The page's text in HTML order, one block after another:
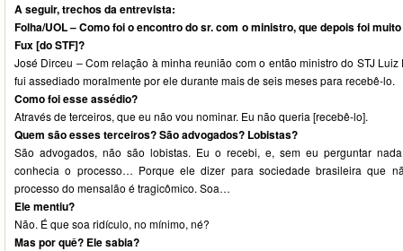
A seguir, trechos da entrevista:
Folha/UOL – Como foi o encontro do sr. com o ministro, que depois foi
Fux [do STF]?
José Dirceu – Com relação à minha reunião com o então ministro do STJ
fui assediado moralmente por ele durante mais de seis meses para recebê-lo.
Como foi esse assédio?
Através de terceiros, que eu não vou nominar. Eu não queria [recebê-lo].
Quem são esses terceiros? São advogados? Lobistas?
São advogados, não são lobistas. Eu o recebi, e, sem eu perguntar
conhecia o processo… Porque ele dizer para sociedade brasileira que
processo do mensalão é tragicômico. Soa…
Ele mentiu?
Não. É que soa ridículo, no mínimo, né?
Mas por quê? Ele sabia?